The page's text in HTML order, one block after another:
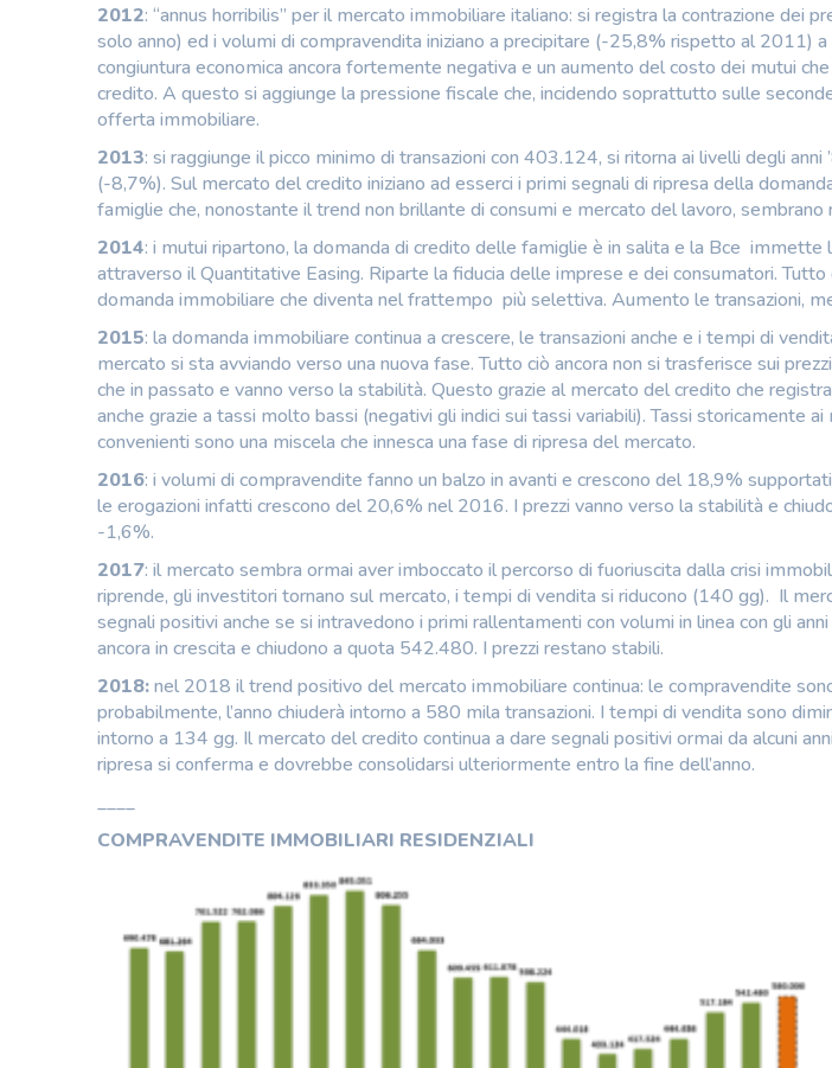
2012: “annus horribilis” per il mercato immobiliare italiano: si registra la contrazione dei
solo anno) ed i volumi di compravendita iniziano a precipitare (-25,8% rispetto al 2011) a
congiuntura economica ancora fortemente negativa e un aumento del costo dei mutui
credito. A questo si aggiunge la pressione fiscale che, incidendo soprattutto sulle
offerta immobiliare.
2013: si raggiunge il picco minimo di transazioni con 403.124, si ritorna ai livelli degli anni
(-8,7%). Sul mercato del credito iniziano ad esserci i primi segnali di ripresa della
famiglie che, nonostante il trend non brillante di consumi e mercato del lavoro, sembrano
2014: i mutui ripartono, la domanda di credito delle famiglie è in salita e la Bce immette
attraverso il Quantitative Easing. Riparte la fiducia delle imprese e dei consumatori.
domanda immobiliare che diventa nel frattempo più selettiva. Aumento le transazioni,
2015: la domanda immobiliare continua a crescere, le transazioni anche e i tempi di
mercato si sta avviando verso una nuova fase. Tutto ciò ancora non si trasferisce sui
che in passato e vanno verso la stabilità. Questo grazie al mercato del credito che
anche grazie a tassi molto bassi (negativi gli indici sui tassi variabili). Tassi storicamente
convenienti sono una miscela che innesca una fase di ripresa del mercato.
2016: i volumi di compravendite fanno un balzo in avanti e crescono del 18,9%
le erogazioni infatti crescono del 20,6% nel 2016. I prezzi vanno verso la stabilità e
-1,6%.
2017: il mercato sembra ormai aver imboccato il percorso di fuoriuscita dalla crisi
riprende, gli investitori tornano sul mercato, i tempi di vendita si riducono (140 gg). Il
segnali positivi anche se si intravedono i primi rallentamenti con volumi in linea con gli
ancora in crescita e chiudono a quota 542.480. I prezzi restano stabili.
2018:nel 2018 il trend positivo del mercato immobiliare continua: le compravendite
probabilmente, l’anno chiuderà intorno a 580 mila transazioni. I tempi di vendita sono
intorno a 134 gg. Il mercato del credito continua a dare segnali positivi ormai da alcuni
ripresa si conferma e dovrebbe consolidarsi ulteriormente entro la fine dell’anno.
____
COMPRAVENDITE IMMOBILIARI RESIDENZIALI